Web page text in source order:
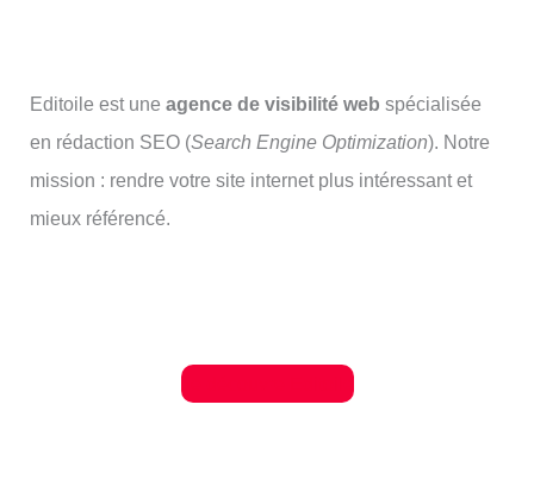
Editoile est uneagence de visibilité web spécialisée
en rédaction SEO (Search Engine Optimization). Notre
mission : rendre votre site internet plus intéressant et
mieux référencé.
Je découvre Editoile